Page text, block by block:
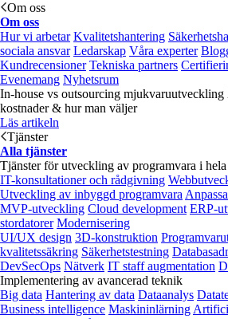
Om oss
Om oss
Hur vi arbetar Kvalitetshantering
sociala ansvar Ledarskap Våra experter
Kundrecensioner Tekniska partners
Evenemang Nyhetsrum
In-house vs outsourcing mjukvaruutveckling
kostnader & hur man väljer
Läs artikeln
Tjänster
Alla tjänster
Tjänster för utveckling av programvara i
IT-konsultationer och rådgivning
Utveckling av inbyggd programvara
MVP-utveckling Cloud development ERP-
stordatorer Modernisering
UI/UX design 3D-konstruktion
kvalitetssäkring Säkerhetstestning
DevSecOps Nätverk IT staff augmentation
Implementering av avancerad teknik
Big data Hantering av data Dataanalys
Business intelligence Maskininlärning